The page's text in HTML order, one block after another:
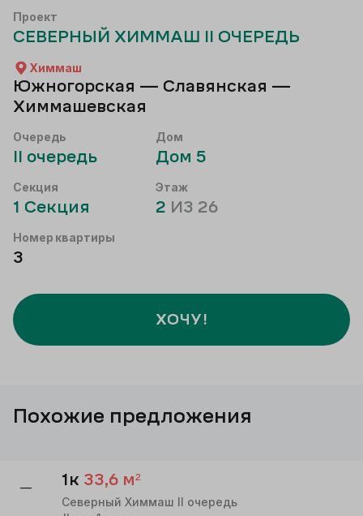
Проект
СЕВЕРНЫЙ ХИММАШ II ОЧЕРЕДЬ
Химмаш
Южногорская — Славянская —
Химмашевская
Очередь
II очередь
Дом
Дом 5
Секция
1 Секция
Этаж
2 ИЗ 26
Номер квартиры
3
ХОЧУ!
Похожие предложения
— 1к 33,6 м²
Северный Химмаш II очередь